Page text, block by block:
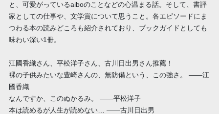
と、可愛がっているaiboのことなどの心温まる話。そして、書評
家としての仕事や、文学賞について思うこと。各エピソードにま
つわる本の読みどころも紹介されており、ブックガイドとしても
味わい深い1冊。
江國香織さん、平松洋子さん、古川日出男さん推薦！
裸の子供みたいな豊崎さんの、無防備という、この強さ。 ――江
國香織
なんですか、このぬかるみ。 ――平松洋子
本は読めるが人生が読めない… ――古川日出男